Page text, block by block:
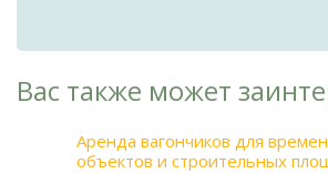
Вас также может
Аренда вагончиков для
объектов и строительных